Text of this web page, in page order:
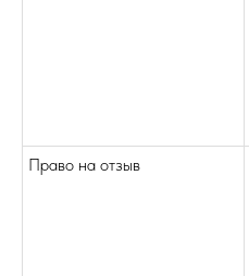
Право на отзыв